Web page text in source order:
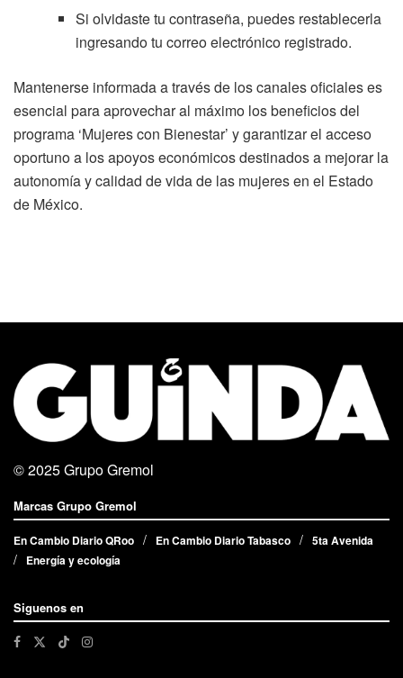
Si olvidaste tu contraseña, puedes restablecerla
ingresando tu correo electrónico registrado.
Mantenerse informada a través de los canales oficiales es
esencial para aprovechar al máximo los beneficios del
programa ‘Mujeres con Bienestar’ y garantizar el acceso
oportuno a los apoyos económicos destinados a mejorar la
autonomía y calidad de vida de las mujeres en el Estado
de México.
© 2025Grupo Gremol
Marcas Grupo Gremol
En Cambio Diario QRoo En Cambio Diario Tabasco
5ta Avenida
Energía y ecología
Siguenos en